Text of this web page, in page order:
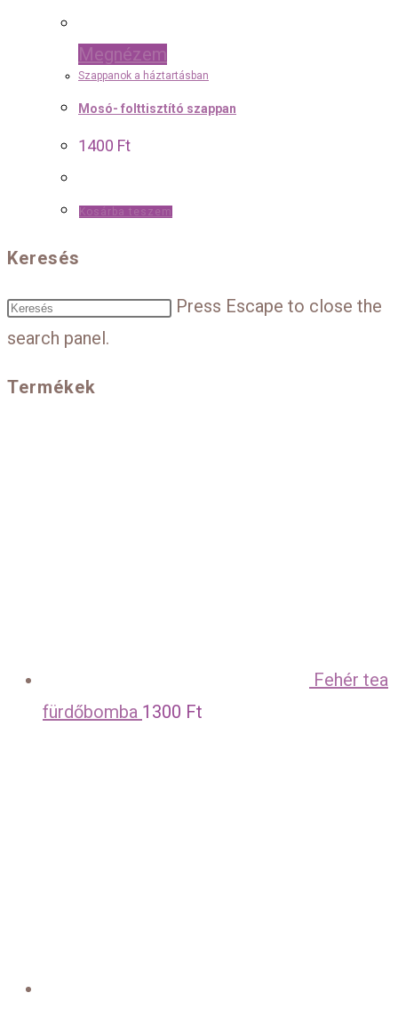
Megnézem
Szappanok a háztartásban
Mosó- folttisztító szappan
1400 Ft
Kosárba teszem
Keresés
Press Escape to close the
search panel.
Termékek
Fehér tea
fürdőbomba 1300 Ft